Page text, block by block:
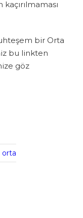
bir Orta
bu linkten
göz
orta